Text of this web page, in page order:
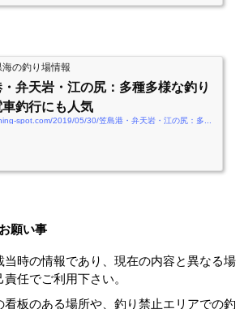
の釣り場情報
弁天岩・江の尻：多種多様な釣り
釣行にも人気
願い事
当時の情報であり、現在の内容と異なる場
任でご利用下さい。
看板のある場所や、釣り禁止エリアでの釣